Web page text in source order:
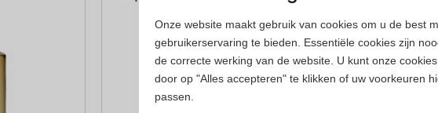
Onze website maakt gebruik van cookies om u de best
gebruikerservaring te bieden. Essentiële cookies zijn
de correcte werking van de website. U kunt onze
door op "Alles accepteren" te klikken of uw voorkeuren
passen.